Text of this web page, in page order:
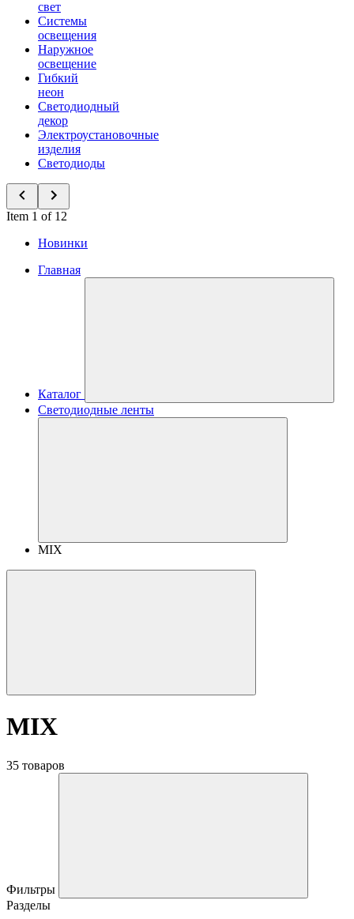
свет
Системы
освещения
Наружное
освещение
Гибкий
неон
Светодиодный
декор
Электроустановочные
изделия
Светодиоды
Item 1 of 12
Новинки
Главная
Каталог
Светодиодные ленты
MIX
MIX
35 товаров
Фильтры
Разделы